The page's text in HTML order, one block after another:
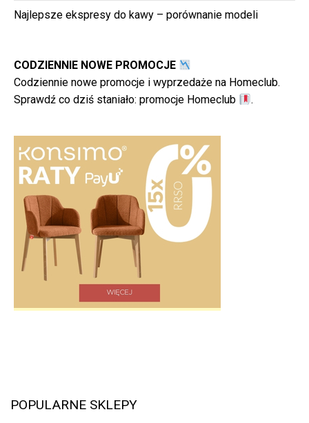
Najlepsze ekspresy do kawy – porównanie modeli
CODZIENNIE NOWE PROMOCJE
Codziennie nowe promocje i wyprzedaże na Homeclub.
Sprawdź co dziś staniało: promocje Homeclub .
POPULARNE SKLEPY